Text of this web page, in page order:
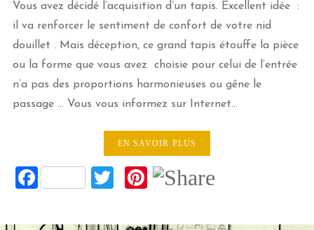
Vous avez décidé l’acquisition d’un tapis. Excellent idée :
il va renforcer le sentiment de confort de votre nid
douillet . Mais déception, ce grand tapis étouffe la pièce
ou la forme que vous avez choisie pour celui de l’entrée
n’a pas des proportions harmonieuses ou gêne le
passage … Vous vous informez sur Internet…
EN SAVOIR PLUS
Facebook TwitterPinterest